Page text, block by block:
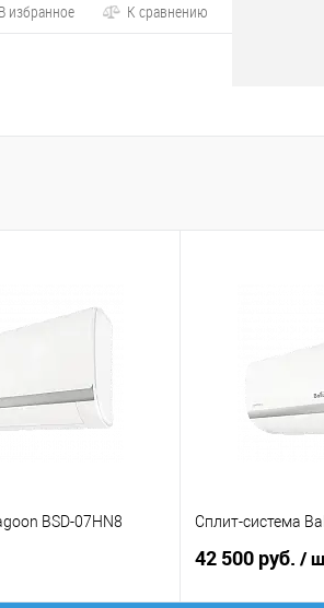
В избранное
К сравнению
BSD-07HN8 Сплит-система
42 500 руб. /